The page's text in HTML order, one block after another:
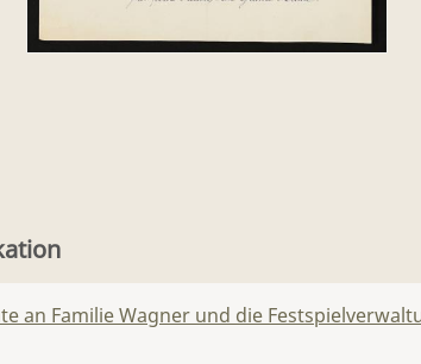
an Familie Wagner und die